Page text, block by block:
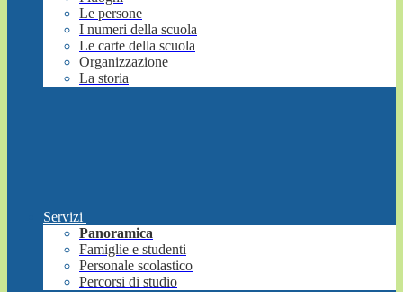
Le persone
I numeri della scuola
Le carte della scuola
Organizzazione
La storia
Servizi
Panoramica
Famiglie e studenti
Personale scolastico
Percorsi di studio